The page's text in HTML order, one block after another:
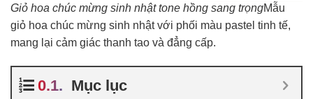
Giỏ hoa chúc mừng sinh nhật tone hồng sang trọngMẫu
giỏ hoa chúc mừng sinh nhật với phối màu pastel tinh tế,
mang lại cảm giác thanh tao và đẳng cấp.
Mục lục